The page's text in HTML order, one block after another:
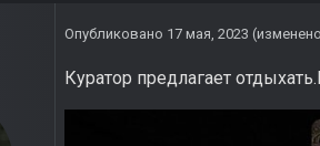
Опубликовано 17 мая, 2023
Куратор предлагает